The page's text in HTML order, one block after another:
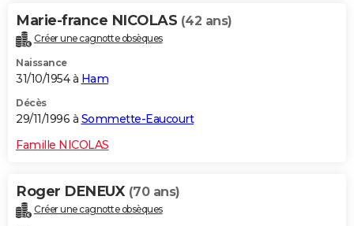
Marie-france NICOLAS (42 ans)
Créer une cagnotte obsèques
Naissance
31/10/1954 à Ham
Décès
29/11/1996 à Sommette-Eaucourt
Famille NICOLAS
Roger DENEUX (70 ans)
Créer une cagnotte obsèques